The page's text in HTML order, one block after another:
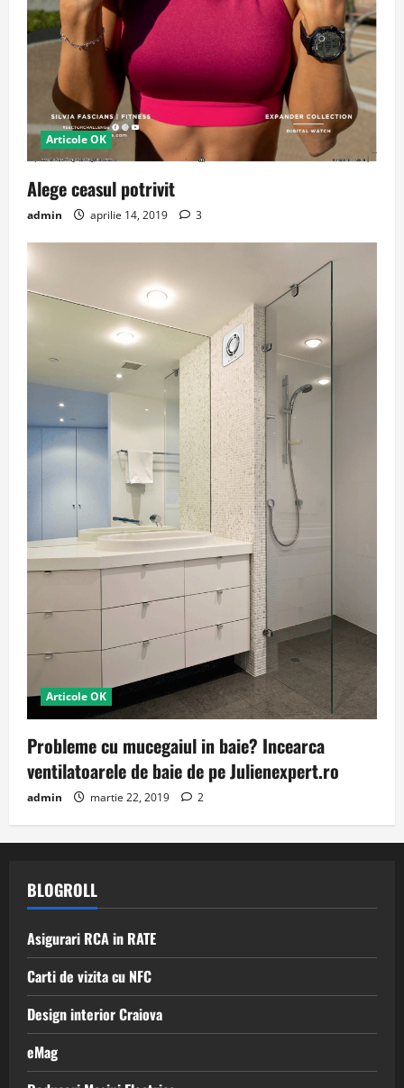
Articole OK
Alege ceasul potrivit
admin aprilie 14, 2019 3
Articole OK
Probleme cu mucegaiul in baie? Incearca
ventilatoarele de baie de pe Julienexpert.ro
admin martie 22, 2019 2
BLOGROLL
Asigurari RCA in RATE
Carti de vizita cu NFC
Design interior Craiova
eMag